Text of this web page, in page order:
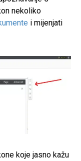
nekoliko
i mijenjati
koje jasno kažu